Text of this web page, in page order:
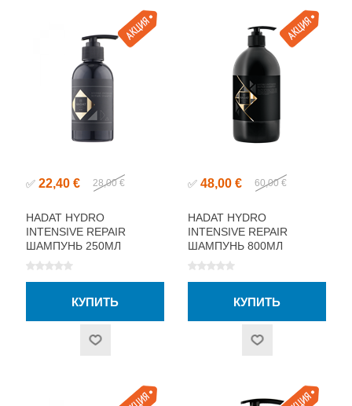
✅ 22,40 € 28,00 €
HADAT HYDRO
INTENSIVE REPAIR
ШАМПУНЬ 250МЛ
✅ 48,00 € 60,00 €
HADAT HYDRO
INTENSIVE REPAIR
ШАМПУНЬ 800МЛ